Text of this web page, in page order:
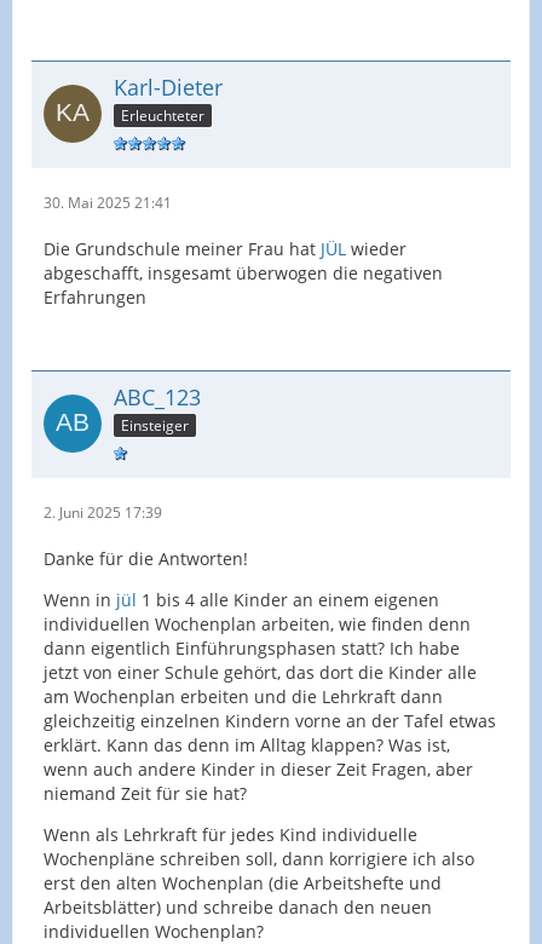
Karl-Dieter
Erleuchteter
30. Mai 2025 21:41
Die Grundschule meiner Frau hat JÜL wieder
abgeschafft, insgesamt überwogen die negativen
Erfahrungen
ABC_123
Einsteiger
2. Juni 2025 17:39
Danke für die Antworten!
Wenn in jül 1 bis 4 alle Kinder an einem eigenen
individuellen Wochenplan arbeiten, wie finden denn
dann eigentlich Einführungsphasen statt? Ich habe
jetzt von einer Schule gehört, das dort die Kinder alle
am Wochenplan erbeiten und die Lehrkraft dann
gleichzeitig einzelnen Kindern vorne an der Tafel etwas
erklärt. Kann das denn im Alltag klappen? Was ist,
wenn auch andere Kinder in dieser Zeit Fragen, aber
niemand Zeit für sie hat?
Wenn als Lehrkraft für jedes Kind individuelle
Wochenpläne schreiben soll, dann korrigiere ich also
erst den alten Wochenplan (die Arbeitshefte und
Arbeitsblätter) und schreibe danach den neuen
individuellen Wochenplan?